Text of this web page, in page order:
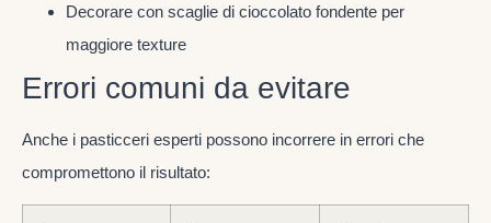
Decorare con scaglie di cioccolato fondente per
maggiore texture
Errori comuni da evitare
Anche i pasticceri esperti possono incorrere in errori che
compromettono il risultato: